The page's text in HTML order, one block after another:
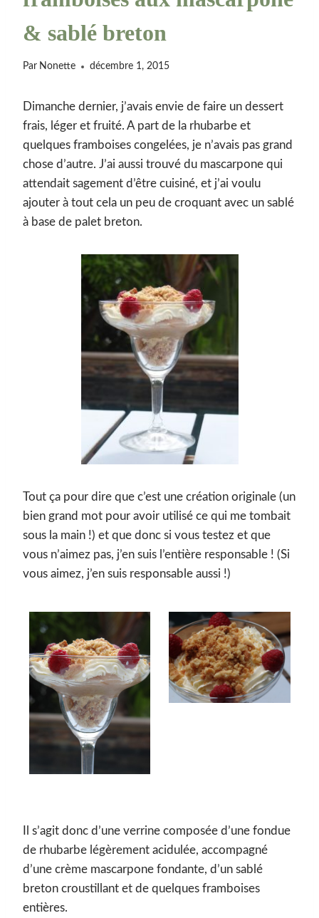
& sablé breton
Par Nonette décembre 1, 2015
Dimanche dernier, j’avais envie de faire un dessert
frais, léger et fruité. A part de la rhubarbe et
quelques framboises congelées, je n’avais pas grand
chose d’autre. J’ai aussi trouvé du mascarpone qui
attendait sagement d’être cuisiné, et j’ai voulu
ajouter à tout cela un peu de croquant avec un sablé
à base de palet breton.
Tout ça pour dire que c’est une création originale (un
bien grand mot pour avoir utilisé ce qui me tombait
sous la main !) et que donc si vous testez et que
vous n’aimez pas, j’en suis l’entière responsable ! (Si
vous aimez, j’en suis responsable aussi !)
Il s’agit donc d’une verrine composée d’une fondue
de rhubarbe légèrement acidulée, accompagné
d’une crème mascarpone fondante, d’un sablé
breton croustillant et de quelques framboises
entières.